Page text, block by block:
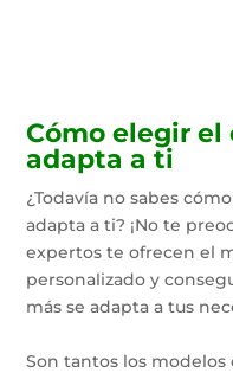
Cómo elegir el
adapta a ti
¿Todavía no sabes
adapta a ti? ¡No te
expertos te ofrecen el
personalizado y
más se adapta a tus
Son tantos los modelos